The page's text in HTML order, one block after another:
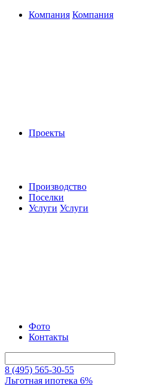
Компания Компания
Проекты
Производство
Поселки
Услуги Услуги
Фото
Контакты
8 (495) 565-30-55
Льготная ипотека 6%